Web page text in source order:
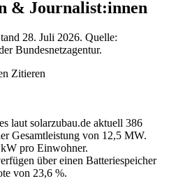
& Journalist:innen
28. Juli 2026. Quelle:
Bundesnetzagentur.
Zitieren
laut solarzubau.de aktuell 386
Gesamtleistung von 12,5 MW.
pro Einwohner.
über einen Batteriespeicher
von 23,6 %.